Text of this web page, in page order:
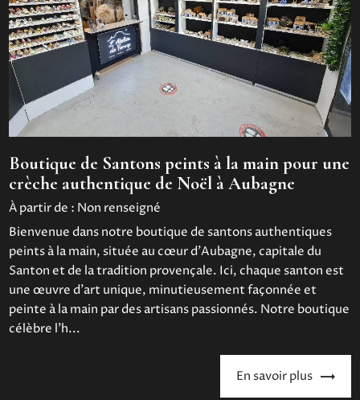
Boutique de Santons peints à la main pour une
crèche authentique de Noël à Aubagne
À partir de : Non renseigné
Bienvenue dans notre boutique de santons authentiques
peints à la main, située au cœur d'Aubagne, capitale du
Santon et de la tradition provençale. Ici, chaque santon est
une œuvre d'art unique, minutieusement façonnée et
peinte à la main par des artisans passionnés. Notre boutique
célèbre l'h...
En savoir plus